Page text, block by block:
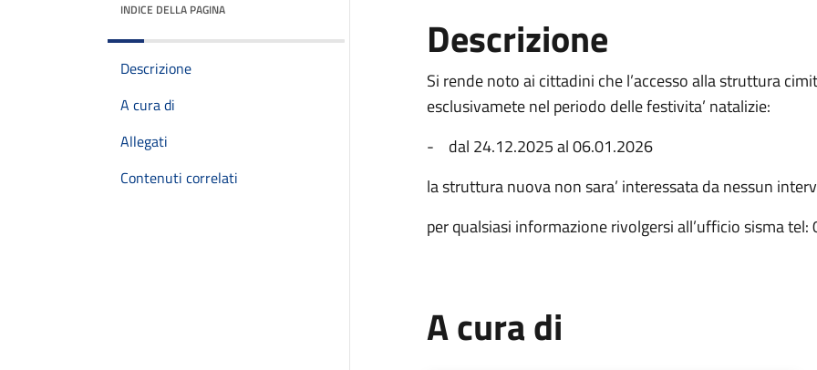
INDICE DELLA PAGINA
Descrizione
A cura di
Allegati
Contenuti correlati
Descrizione
Si rende noto ai cittadini che l’accesso alla struttura
esclusivamete nel periodo delle festivita’ natalizie:
- dal 24.12.2025 al 06.01.2026
la struttura nuova non sara’ interessata da nessun
per qualsiasi informazione rivolgersi all’ufficio sisma
A cura di